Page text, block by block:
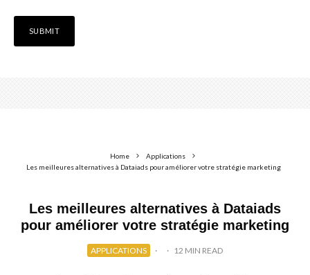
Home
Applications
Les meilleures alternatives à Dataiads pour améliorer votre stratégie marketing
Les meilleures alternatives à Dataiads
pour améliorer votre stratégie marketing
APPLICATIONS · · 12 MIN READ